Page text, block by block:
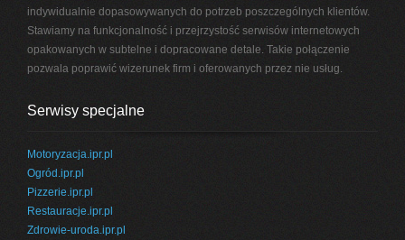
indywidualnie dopasowywanych do potrzeb poszczególnych klientów.
Stawiamy na funkcjonalność i przejrzystość serwisów internetowych
opakowanych w subtelne i dopracowane detale. Takie połączenie
pozwala poprawić wizerunek firm i oferowanych przez nie usług.
Serwisy specjalne
Motoryzacja.ipr.pl
Ogród.ipr.pl
Pizzerie.ipr.pl
Restauracje.ipr.pl
Zdrowie-uroda.ipr.pl